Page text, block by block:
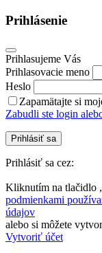
Prihlásenie
Prihlasujeme Vás
Prihlasovacie meno
Heslo
Zapamätajte si
Zabudli ste login
Prihlásiť sa
Prihlásiť sa cez:
Kliknutím na tlačidlo
podmienkami
údajov
alebo si môžete
Vytvoriť účet